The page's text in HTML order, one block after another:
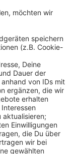
der 31-
Universum".
Jim Carrey,
The
tätig.
hatte laut
dem
in
Jahres 2020.
Album an die